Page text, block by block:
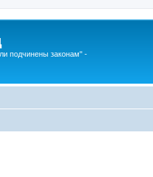
подчинены законам" -